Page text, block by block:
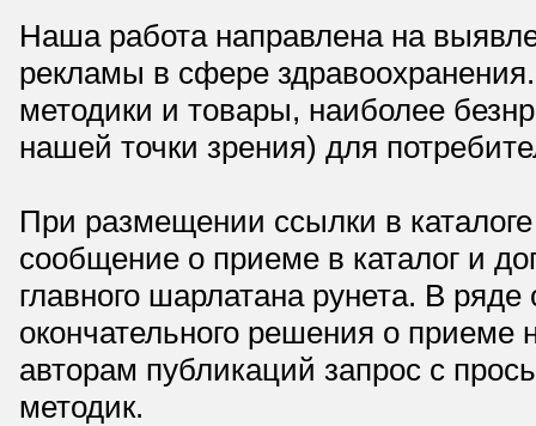
Наша работа направлена на
рекламы в сфере
методики и товары, наиболее
нашей точки зрения) для
При размещении ссылки в
сообщение о приеме в каталог и
главного шарлатана рунета. В
окончательного решения о приеме
авторам публикаций запрос с
методик.